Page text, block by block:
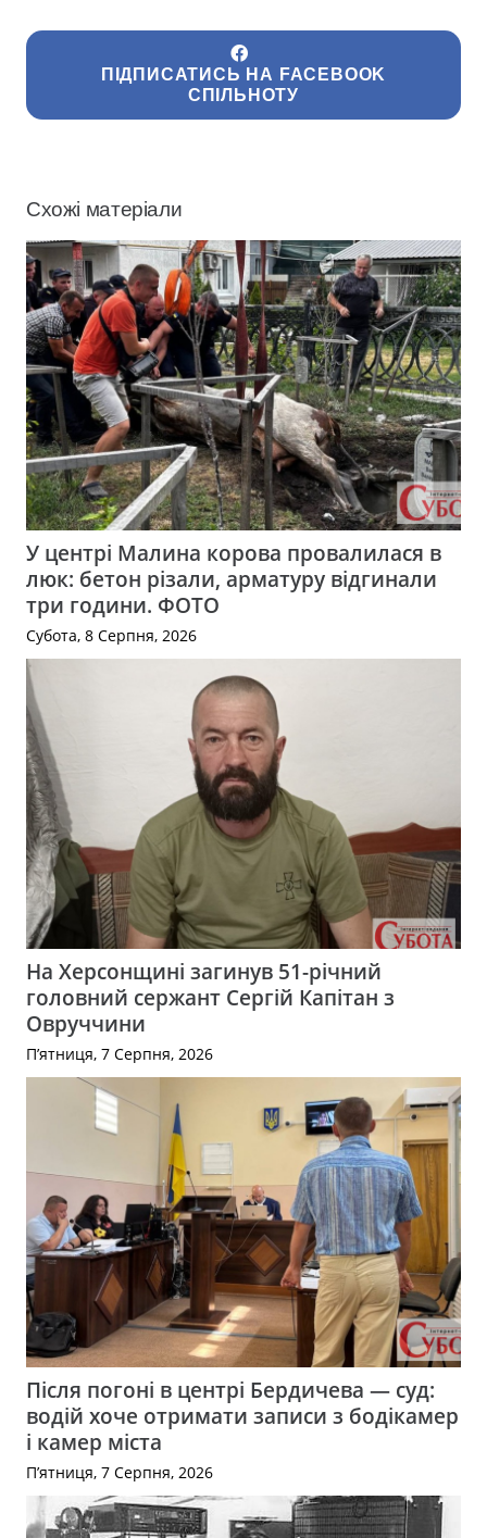
ПІДПИСАТИСЬ НА FACEBOOK
СПІЛЬНОТУ
Схожі матеріали
У центрі Малина корова провалилася в
люк: бетон різали, арматуру відгинали
три години. ФОТО
Субота, 8 Серпня, 2026
На Херсонщині загинув 51-річний
головний сержант Сергій Капітан з
Овруччини
П’ятниця, 7 Серпня, 2026
Після погоні в центрі Бердичева — суд:
водій хоче отримати записи з бодікамер
і камер міста
П’ятниця, 7 Серпня, 2026